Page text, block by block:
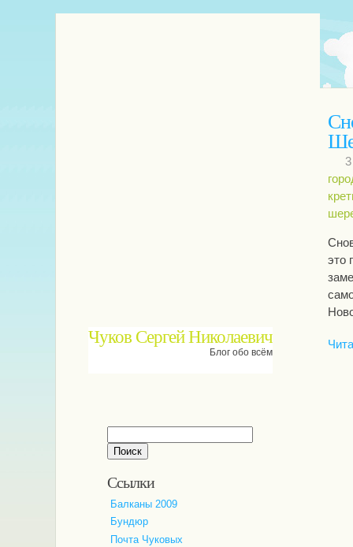
Чуков Сергей Николаевич
Блог обо всём
это
Ссылки
Балканы 2009
Бундюр
Почта Чуковых